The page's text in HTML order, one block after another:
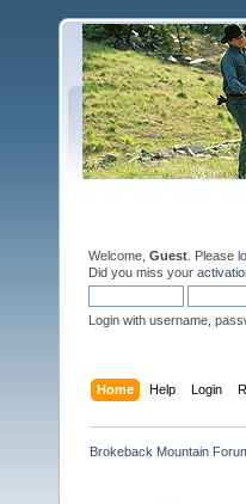
Welcome, Guest . Please
Did you miss your
Login with username,
Home Help Login
Brokeback Mountain